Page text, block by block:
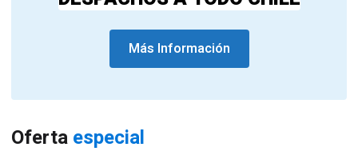
Más Información
Oferta especial